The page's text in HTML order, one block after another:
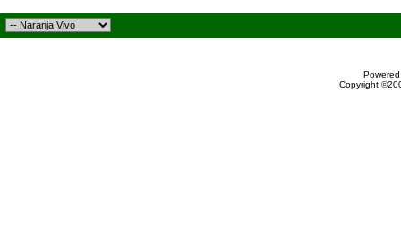
Copyright